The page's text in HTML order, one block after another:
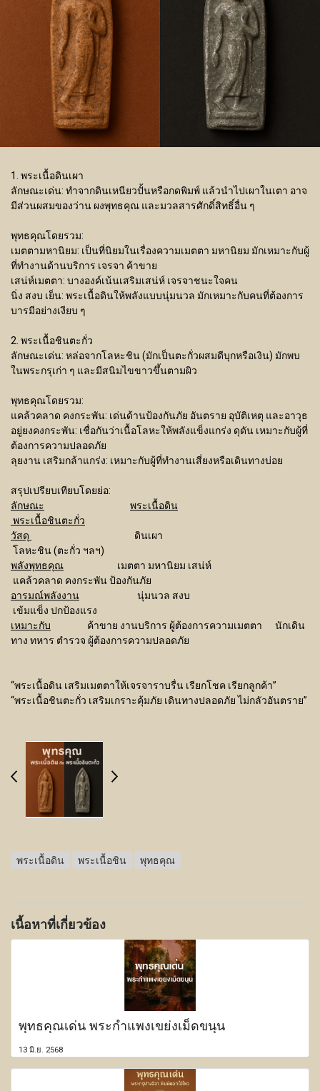
1. พระเนื้อดินเผา
ลักษณะเด่น: ทำจากดินเหนียวปั้นหรือกดพิมพ์ แล้วนำไปเผาในเตา อาจ
มีส่วนผสมของว่าน ผงพุทธคุณ และมวลสารศักดิ์สิทธิ์อื่น ๆ
พุทธคุณโดยรวม:
เมตตามหานิยม: เป็นที่นิยมในเรื่องความเมตตา มหานิยม มักเหมาะกับผู้
ที่ทำงานด้านบริการ เจรจา ค้าขาย
เสน่ห์เมตตา: บางองค์เน้นเสริมเสน่ห์ เจรจาชนะใจคน
นิ่ง สงบ เย็น: พระเนื้อดินให้พลังแบบนุ่มนวล มักเหมาะกับคนที่ต้องการ
บารมีอย่างเงียบ ๆ
2. พระเนื้อชินตะกั่ว
ลักษณะเด่น: หล่อจากโลหะชิน (มักเป็นตะกั่วผสมดีบุกหรือเงิน) มักพบ
ในพระกรุเก่า ๆ และมีสนิมไขขาวขึ้นตามผิว
พุทธคุณโดยรวม:
แคล้วคลาด คงกระพัน: เด่นด้านป้องกันภัย อันตราย อุบัติเหตุ และอาวุธ
อยู่ยงคงกระพัน: เชื่อกันว่าเนื้อโลหะให้พลังแข็งแกร่ง ดุดัน เหมาะกับผู้ที่
ต้องการความปลอดภัย
ลุยงาน เสริมกล้าแกร่ง: เหมาะกับผู้ที่ทำงานเสี่ยงหรือเดินทางบ่อย
สรุปเปรียบเทียบโดยย่อ:
ลักษณะ
พระเนื้อดิน
พระเนื้อชินตะกั่ว
วัสดุ
ดินเผา
โลหะชิน (ตะกั่ว ฯลฯ)
พลังพุทธคุณ เมตตา มหานิยม เสน่ห์
แคล้วคลาด คงกระพัน ป้องกันภัย
อารมณ์พลังงาน นุ่มนวล สงบ
เข้มแข็ง ปกป้องแรง
เหมาะกับ ค้าขาย งานบริการ ผู้ต้องการความเมตตา นักเดิน
ทาง ทหาร ตำรวจ ผู้ต้องการความปลอดภัย
“พระเนื้อดิน เสริมเมตตาให้เจรจาราบรื่น เรียกโชค เรียกลูกค้า”
“พระเนื้อชินตะกั่ว เสริมเกราะคุ้มภัย เดินทางปลอดภัย ไม่กลัวอันตราย”
พระเนื้อดิน พระเนื้อชิน พุทธคุณ
เนื้อหาที่เกี่ยวข้อง
พุทธคุณเด่น พระกำแพงเขย่งเม็ดขนุน
13 มิ.ย. 2568